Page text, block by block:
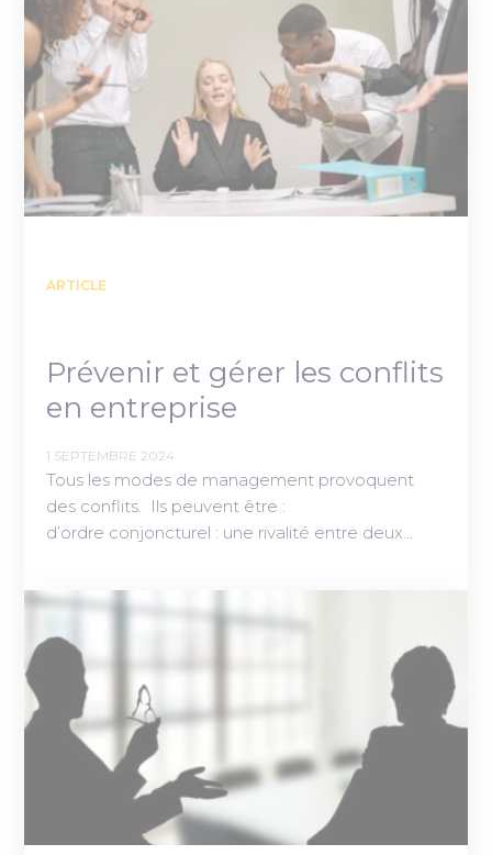
ARTICLE
Prévenir et gérer les conflits
en entreprise
1 SEPTEMBRE 2024
Tous les modes de management provoquent
des conflits. Ils peuvent être :
d’ordre conjoncturel : une rivalité entre deux…